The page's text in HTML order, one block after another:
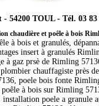
54200 TOUL - Tél. 03 83
chaudière et poêle à bois
à bois et granulés,
insert à granulés
gaz prsè de Rimling
chauffagiste près
poele bois fonte
à bois sur Rimling
poele a